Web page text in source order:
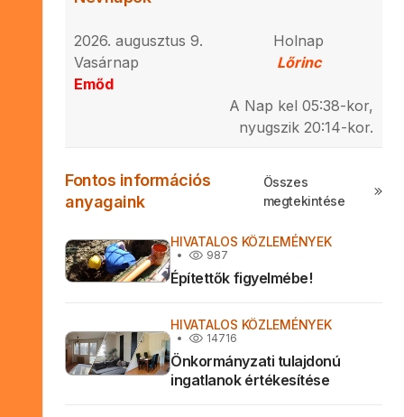
2026. augusztus 9.
Vasárnap
Emőd
Holnap
Lőrinc
A Nap kel 05:38-kor,
nyugszik 20:14-kor.
Fontos információs
anyagaink
Összes
megtekintése
HIVATALOS KÖZLEMÉNYEK
987
Építettők figyelmébe!
HIVATALOS KÖZLEMÉNYEK
14716
Önkormányzati tulajdonú
ingatlanok értékesítése